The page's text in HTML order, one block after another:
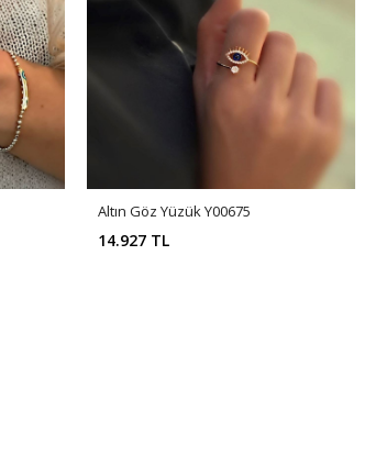
Altın Göz Yüzük Y00675
14.927 TL